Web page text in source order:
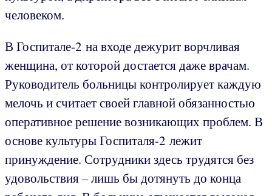
человеком.
В Госпитале-2 на входе дежурит ворчливая
женщина, от которой достается даже врачам.
Руководитель больницы контролирует каждую
мелочь и считает своей главной обязанностью
оперативное решение возникающих проблем. В
основе культуры Госпиталя-2 лежит
принуждение. Сотрудники здесь трудятся без
удовольствия – лишь бы дотянуть до конца